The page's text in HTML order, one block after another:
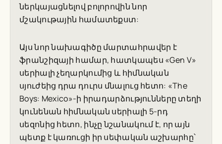
ներկայացնելով բոլորովին նոր
մշակութային համատեքստ:
Այս նոր նախագիծը մարտահրավեր է
ֆրանշիզայի համար, հատկապես «Gen V»
սերիալի չեղարկումից և հիմնական
սյուժեից դրա դուրս մնալուց հետո: «The
Boys: Mexico»-ի իրադարձությունները տեղի
կունենան հիմնական սերիալի 5-րդ
սեզոնից հետո, ինչը նշանակում է, որ այն
պետք է կառուցի իր սեփական աշխարհը՝